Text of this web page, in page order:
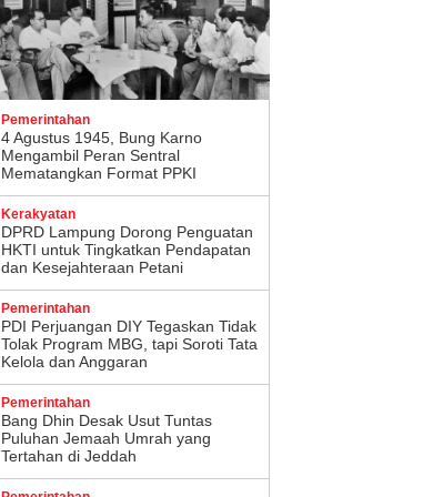
Pemerintahan
4 Agustus 1945, Bung Karno
Mengambil Peran Sentral
Mematangkan Format PPKI
Kerakyatan
DPRD Lampung Dorong Penguatan
HKTI untuk Tingkatkan Pendapatan
dan Kesejahteraan Petani
Pemerintahan
PDI Perjuangan DIY Tegaskan Tidak
Tolak Program MBG, tapi Soroti Tata
Kelola dan Anggaran
Pemerintahan
Bang Dhin Desak Usut Tuntas
Puluhan Jemaah Umrah yang
Tertahan di Jeddah